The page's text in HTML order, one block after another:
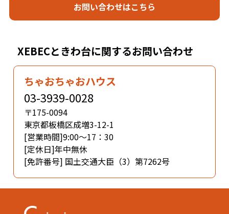
お問い合わせはこちら
XEBECときわ台に関するお問い合わせ
ちゃおちゃおハウス
03-3939-0028
〒175-0094
東京都板橋区成増3-12-1
[営業時間]9:00～17：30
[定休日]年中無休
[免許番号] 国土交通大臣（3）第7262号